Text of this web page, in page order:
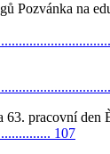
Pozvánka na
63. pracovní den
107